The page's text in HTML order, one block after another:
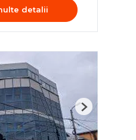
detalii
Next